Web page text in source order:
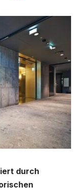
durch